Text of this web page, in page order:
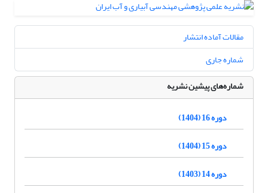
مقالات آماده انتشار
شماره جاری
شماره‌های پیشین نشریه
دوره 16 (1404)
دوره 15 (1404)
دوره 14 (1403)